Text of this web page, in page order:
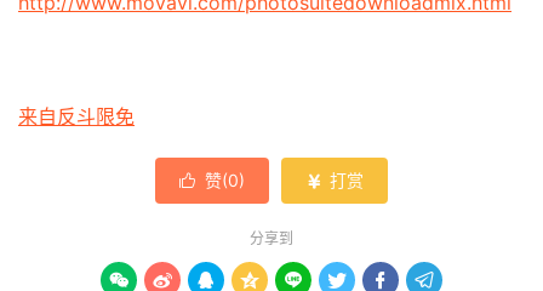
来自反斗限免
 赞(0)  打赏
分享到
       